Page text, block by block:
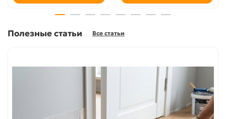
Полезные статьи Все статьи